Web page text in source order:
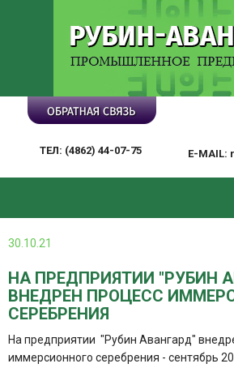
ТЕЛ: (4862) 44-07-75 E-MAIL:
30.10.21
НА ПРЕДПРИЯТИИ "РУБИН
ВНЕДРЕН ПРОЦЕСС
СЕРЕБРЕНИЯ
На предприятии "Рубин Авангард"
иммерсионного серебрения - сентябрь